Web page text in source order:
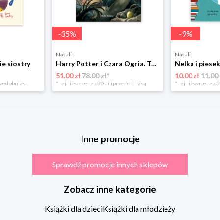
siostry
obniżką
-35%
Natuli
Harry Potter i Czara Ognia. Tom 4 Media rodzina
51.00 zł78.00 zł*
*najniższa cena z 30 dni przed obniżką
-9%
Natuli
10.00 zł11.00
*najniższa cena z
Inne promocje
Sprawdź promocje innych sklepów
Zobacz inne kategorie
Książki dla dzieciKsiążki dla młodzieży